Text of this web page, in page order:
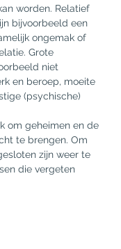
worden. Relatief
bijvoorbeeld een
ongemak of
Grote
niet
en beroep, moeite
(psychische)
om geheimen en de
te brengen. Om
zijn weer te
die vergeten